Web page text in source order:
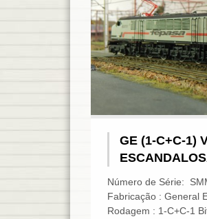
GE (1-C+C-1)
Número de Série:
Fabricação : General
Rodagem : 1-C+C-1